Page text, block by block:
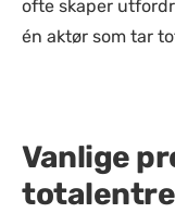
ofte skaper
én aktør som tar
Vanlige